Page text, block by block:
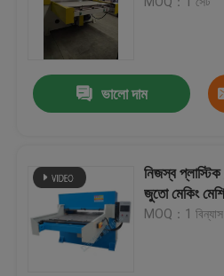
ভালো দাম
নিজস্ব
জুতো মেকিং
MOQ：1